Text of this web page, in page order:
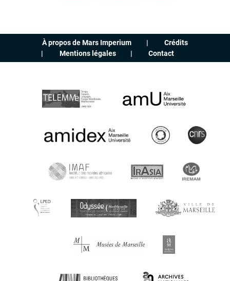
À propos de Mars Imperium
Crédits
Mentions légales
Contact